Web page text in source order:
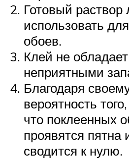
Готовый раствор
использовать
обоев.
Клей не
неприятными
Благодаря
вероятность
что поклеенных
проявятся пятна
сводится к нулю.